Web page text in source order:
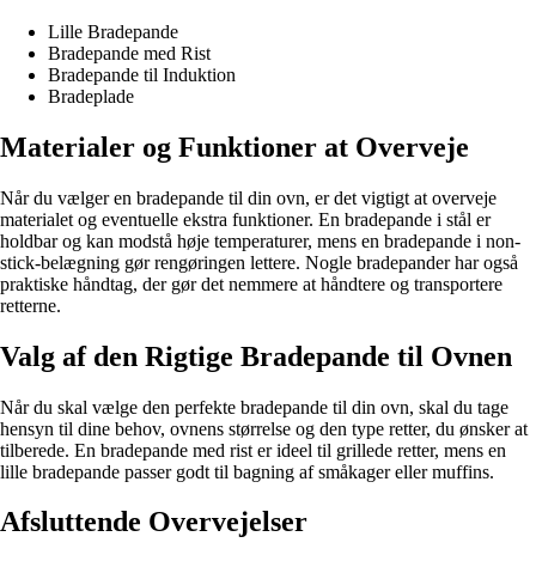
Lille Bradepande
Bradepande med Rist
Bradepande til Induktion
Bradeplade
Materialer og Funktioner at Overveje
Når du vælger en bradepande til din ovn, er det vigtigt at overveje
materialet og eventuelle ekstra funktioner. En bradepande i stål er
holdbar og kan modstå høje temperaturer, mens en bradepande i non-
stick-belægning gør rengøringen lettere. Nogle bradepander har også
praktiske håndtag, der gør det nemmere at håndtere og transportere
retterne.
Valg af den Rigtige Bradepande til Ovnen
Når du skal vælge den perfekte bradepande til din ovn, skal du tage
hensyn til dine behov, ovnens størrelse og den type retter, du ønsker at
tilberede. En bradepande med rist er ideel til grillede retter, mens en
lille bradepande passer godt til bagning af småkager eller muffins.
Afsluttende Overvejelser